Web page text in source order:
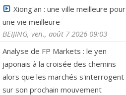
Xiong'an : une ville meilleure pour
une vie meilleure
BEIJING, ven., août 7 2026 09:03
Analyse de FP Markets : le yen
japonais à la croisée des chemins
alors que les marchés s'interrogent
sur son prochain mouvement